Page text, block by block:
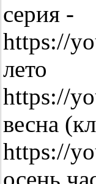
серия -
https://
лето
https://
весна
https://